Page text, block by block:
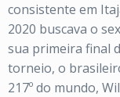
consistente em
2020 buscava o
sua primeira final
torneio, o
217º do mundo,